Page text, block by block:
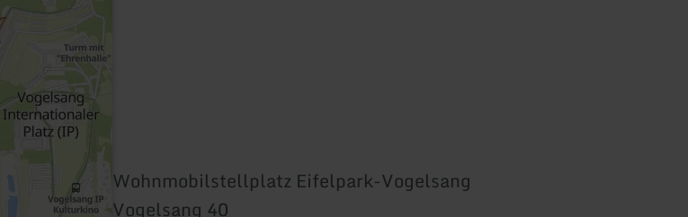
Wohnmobilstellplatz Eifelpark-Vogelsang
Vogelsang 40